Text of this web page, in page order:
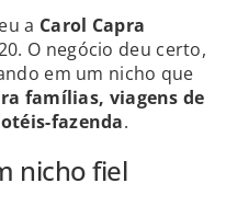
a Carol Capra
O negócio deu certo,
em um nicho que
famílias, viagens de
fazenda.
nicho fiel